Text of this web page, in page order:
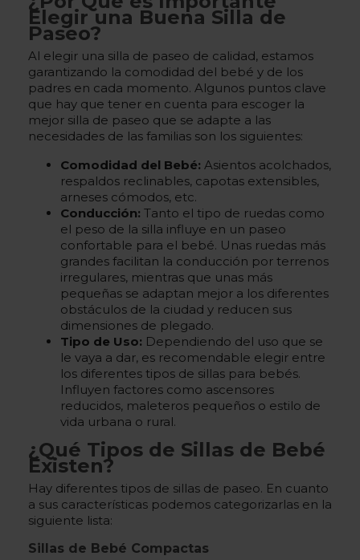
Elegir una Buena Silla de
Paseo?
Al elegir una silla de paseo de calidad, estamos
garantizando la comodidad del bebé y de los
padres en cada momento. Algunos puntos clave
que hay que tener en cuenta para escoger la
mejor silla de paseo que se adapte a las
necesidades de las familias son los siguientes:
Comodidad del Bebé: Asientos acolchados,
respaldos reclinables, capotas extensibles,
arneses cómodos, etc.
Conducción: Tanto el tipo de ruedas como
el peso de la silla influye en un paseo
confortable para el bebé. Unas ruedas más
grandes facilitan la conducción por terrenos
irregulares, mientras que unas más
pequeñas se adaptan mejor a los diferentes
obstáculos de la ciudad y reducen sus
dimensiones de plegado.
Tipo de Uso: Dependiendo del uso que se
le vaya a dar, es recomendable elegir entre
los diferentes tipos de sillas para bebés.
Influyen factores como ascensores
reducidos, maleteros pequeños o estilo de
vida urbana o rural.
¿Qué Tipos de Sillas de Bebé
Existen?
Hay diferentes tipos de sillas de paseo. En cuanto
a sus características podemos categorizarlas en la
siguiente lista:
Sillas de Bebé Compactas